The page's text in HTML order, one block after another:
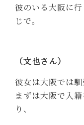
彼のいる大阪に
じで。
（文也さん）
彼女は大阪では
まずは大阪で入
り、